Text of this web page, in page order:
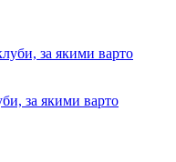
за якими варто